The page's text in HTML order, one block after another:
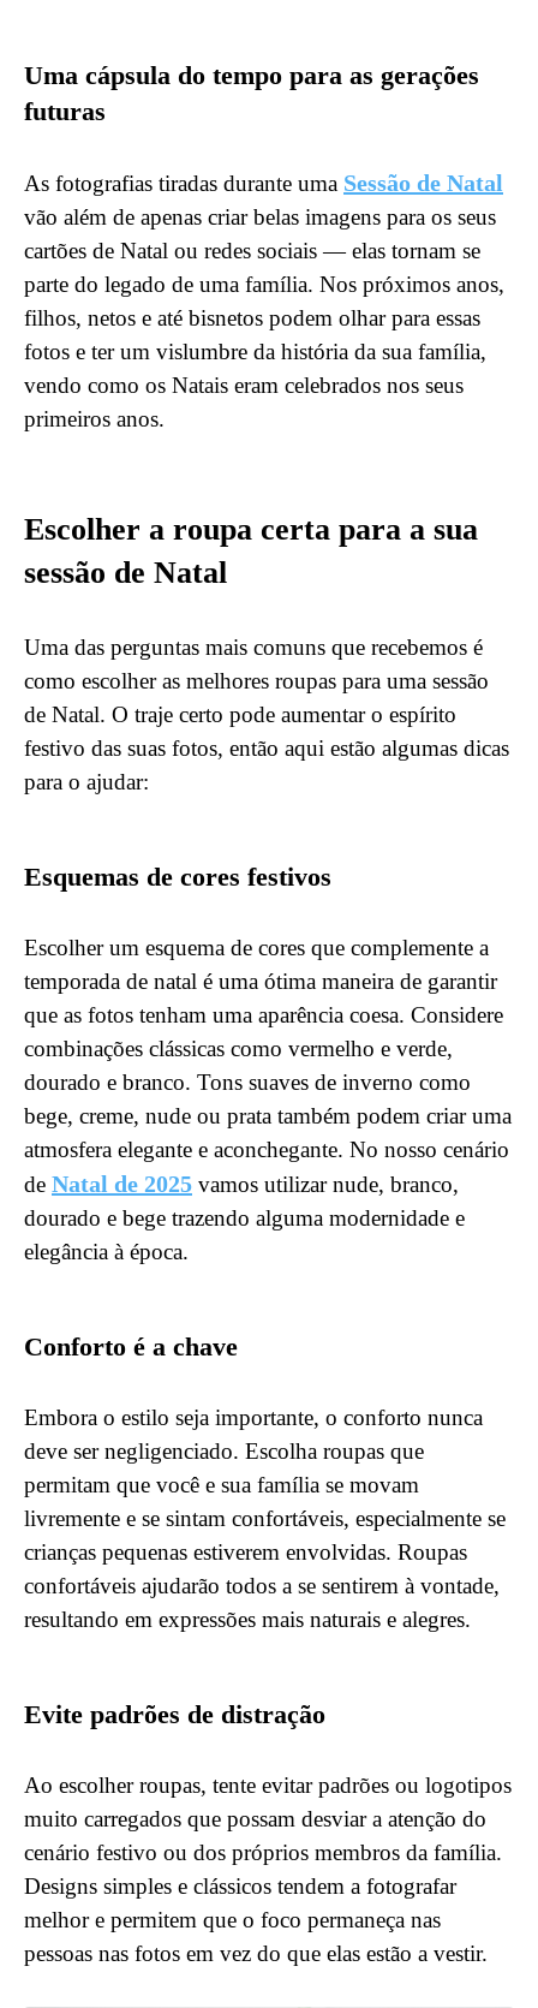
Uma cápsula do tempo para as gerações
futuras
As fotografias tiradas durante uma Sessão de Natal
vão além de apenas criar belas imagens para os seus
cartões de Natal ou redes sociais — elas tornam se
parte do legado de uma família. Nos próximos anos,
filhos, netos e até bisnetos podem olhar para essas
fotos e ter um vislumbre da história da sua família,
vendo como os Natais eram celebrados nos seus
primeiros anos.
Escolher a roupa certa para a sua
sessão de Natal
Uma das perguntas mais comuns que recebemos é
como escolher as melhores roupas para uma sessão
de Natal. O traje certo pode aumentar o espírito
festivo das suas fotos, então aqui estão algumas dicas
para o ajudar:
Esquemas de cores festivos
Escolher um esquema de cores que complemente a
temporada de natal é uma ótima maneira de garantir
que as fotos tenham uma aparência coesa. Considere
combinações clássicas como vermelho e verde,
dourado e branco. Tons suaves de inverno como
bege, creme, nude ou prata também podem criar uma
atmosfera elegante e aconchegante. No nosso cenário
de Natal de 2025 vamos utilizar nude, branco,
dourado e bege trazendo alguma modernidade e
elegância à época.
Conforto é a chave
Embora o estilo seja importante, o conforto nunca
deve ser negligenciado. Escolha roupas que
permitam que você e sua família se movam
livremente e se sintam confortáveis, especialmente se
crianças pequenas estiverem envolvidas. Roupas
confortáveis ​​ajudarão todos a se sentirem à vontade,
resultando em expressões mais naturais e alegres.
Evite padrões de distração
Ao escolher roupas, tente evitar padrões ou logotipos
muito carregados que possam desviar a atenção do
cenário festivo ou dos próprios membros da família.
Designs simples e clássicos tendem a fotografar
melhor e permitem que o foco permaneça nas
pessoas nas fotos em vez do que elas estão a vestir.